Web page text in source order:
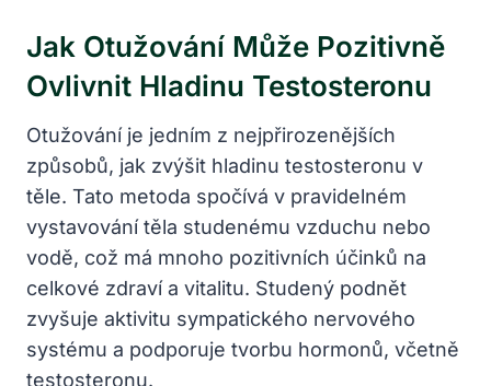
Jak Otužování Může Pozitivně
Ovlivnit Hladinu Testosteronu
Otužování je jedním z nejpřirozenějších
způsobů, jak zvýšit hladinu ‍testosteronu v
těle. ‌Tato metoda spočívá v‍ pravidelném
vystavování​ těla studenému vzduchu nebo
vodě,​ což má mnoho pozitivních účinků na‌
celkové zdraví a vitalitu. ​Studený podnět
zvyšuje aktivitu sympatického nervového
systému a podporuje tvorbu hormonů, včetně
‌testosteronu.